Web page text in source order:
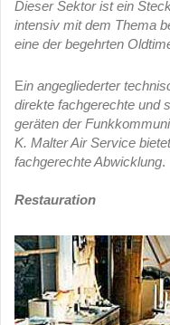
Dieser Sektor ist ein
intensiv mit dem Thema
eine der begehrten
Ein angegliederter
direkte fachgerechte und
geräten der
K. Malter Air Service
fachgerechte Abwicklung.
Restauration